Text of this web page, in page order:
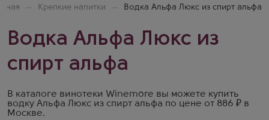
Крепкие напитки Водка Альфа Люкс из спирт альфа
Водка Альфа Люкс из
спирт альфа
В каталоге винотеки Winemore вы можете купить
водку Альфа Люкс из спирт альфа по цене от 886 ₽ в
Москве.